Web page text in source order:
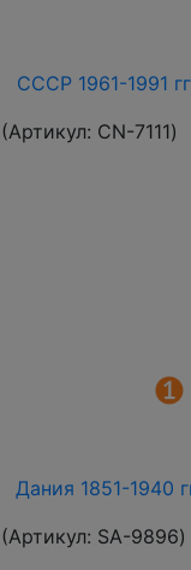
СССР 1961-1991
(Артикул: СN-7111)
Дания 1851-1940
(Артикул: SA-9896)